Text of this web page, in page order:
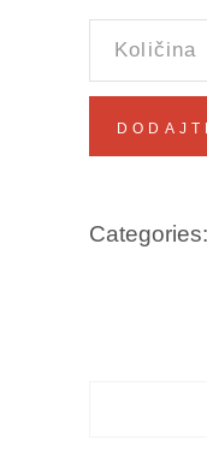
Categories: